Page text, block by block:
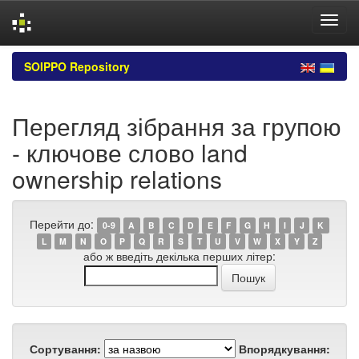
Skip
navigation
SOIPPO Repository
Перегляд зібрання за групою
- ключове слово land
ownership relations
Перейти до: 0-9 A B C D E F G H I J
K
L
M N O P Q R S T U V W X Y Z
або ж введіть декілька перших літер:
Сортування:
Впорядкування: